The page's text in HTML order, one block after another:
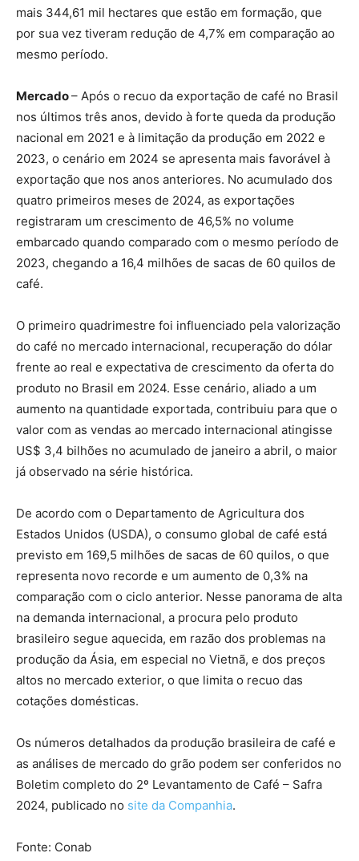
mais 344,61 mil hectares que estão em formação, que
por sua vez tiveram redução de 4,7% em comparação ao
mesmo período.
Mercado– Após o recuo da exportação de café no Brasil
nos últimos três anos, devido à forte queda da produção
nacional em 2021 e à limitação da produção em 2022 e
2023, o cenário em 2024 se apresenta mais favorável à
exportação que nos anos anteriores. No acumulado dos
quatro primeiros meses de 2024, as exportações
registraram um crescimento de 46,5% no volume
embarcado quando comparado com o mesmo período de
2023, chegando a 16,4 milhões de sacas de 60 quilos de
café.
O primeiro quadrimestre foi influenciado pela valorização
do café no mercado internacional, recuperação do dólar
frente ao real e expectativa de crescimento da oferta do
produto no Brasil em 2024. Esse cenário, aliado a um
aumento na quantidade exportada, contribuiu para que o
valor com as vendas ao mercado internacional atingisse
US$ 3,4 bilhões no acumulado de janeiro a abril, o maior
já observado na série histórica.
De acordo com o Departamento de Agricultura dos
Estados Unidos (USDA), o consumo global de café está
previsto em 169,5 milhões de sacas de 60 quilos, o que
representa novo recorde e um aumento de 0,3% na
comparação com o ciclo anterior. Nesse panorama de alta
na demanda internacional, a procura pelo produto
brasileiro segue aquecida, em razão dos problemas na
produção da Ásia, em especial no Vietnã, e dos preços
altos no mercado exterior, o que limita o recuo das
cotações domésticas.
Os números detalhados da produção brasileira de café e
as análises de mercado do grão podem ser conferidos no
Boletim completo do 2º Levantamento de Café – Safra
2024, publicado no site da Companhia.
Fonte: Conab